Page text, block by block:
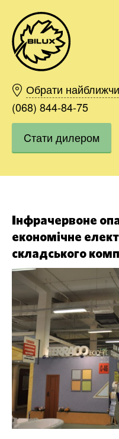
Обрати
(068) 844-84-75
Cтати дилером
Інфрачервоне
економічне
складського
Київ
Харків
Одесса
Дніпро
Івано-Франківськ
Область
Замовити